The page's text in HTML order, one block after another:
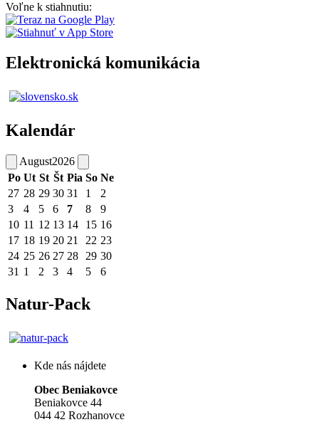
Voľne k stiahnutiu:
Elektronická komunikácia
Kalendár
August2026
Po Ut St Št Pia So Ne
27 28 29 30 31 1
2
3
4 5 6 7 8
9
10 11 12 13 14 15 16
17 18 19 20 21 22 23
24 25 26 27 28 29 30
31 1 2 3 4 5 6
Natur-Pack
Kde nás nájdete
Obec Beniakovce
Beniakovce 44
044 42 Rozhanovce